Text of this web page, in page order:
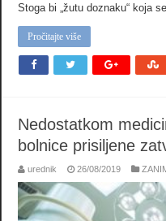
Stoga bi „žutu doznaku“ koja
Pročitajte više
Nedostatkom
bolnice prisiljene
urednik 26/08/2019